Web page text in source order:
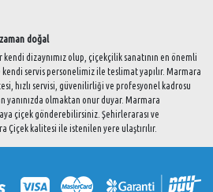
doğal
dizaynımız olup, çiçekçilik sanatının en önemli
servis personelimiz ile teslimat yapılır. Marmara
hızlı servisi, güvenilirliği ve profesyonel kadrosu
olmaktan onur duyar. Marmara
çiçek gönderebilirsiniz. Şehirlerarası ve
kalitesi ile istenilen yere ulaştırılır.